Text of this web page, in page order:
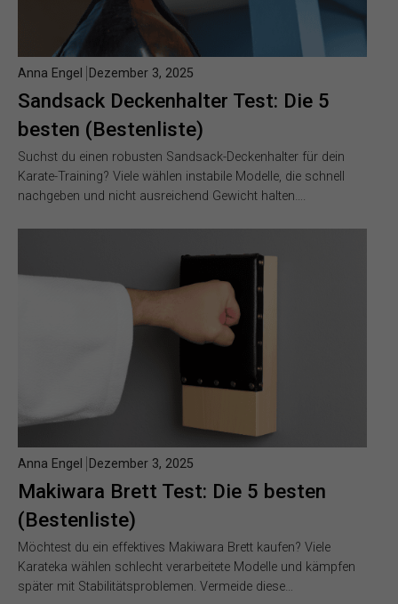
Sandsack Deckenhalter Test: Die 5
besten (Bestenliste)
Anna Engel Dezember 3, 2025
Suchst du einen robusten Sandsack-Deckenhalter für dein
Karate-Training? Viele wählen instabile Modelle, die schnell
nachgeben und nicht ausreichend Gewicht halten….
Makiwara Brett Test: Die 5 besten
(Bestenliste)
Anna Engel Dezember 3, 2025
Möchtest du ein effektives Makiwara Brett kaufen? Viele
Karateka wählen schlecht verarbeitete Modelle und kämpfen
später mit Stabilitätsproblemen. Vermeide diese…